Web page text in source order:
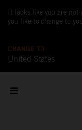
It looks like you are not
you like to change to
CHANGE TO
United States